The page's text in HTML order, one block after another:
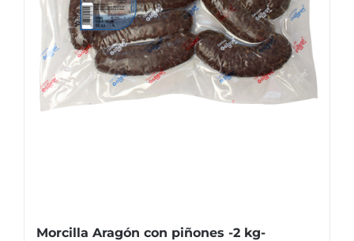
Morcilla Aragón con piñones -2 kg-